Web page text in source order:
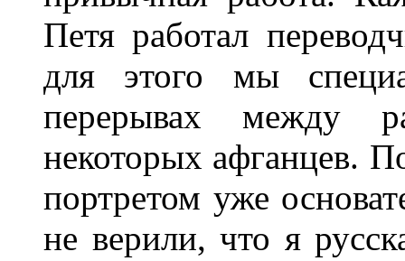
Петя работал
для этого мы
перерывах между
некоторых афганцев.
портретом уже
не верили, что я